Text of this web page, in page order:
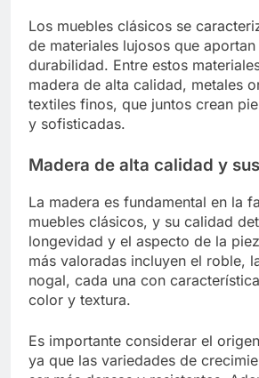
Los muebles clásicos se
de materiales lujosos que
durabilidad. Entre estos
madera de alta calidad, metales
textiles finos, que juntos crean
y sofisticadas.
Madera de alta calidad y
La madera es fundamental en la
muebles clásicos, y su calidad
longevidad y el aspecto de la
más valoradas incluyen el roble,
nogal, cada una con
color y textura.
Es importante considerar el
ya que las variedades de